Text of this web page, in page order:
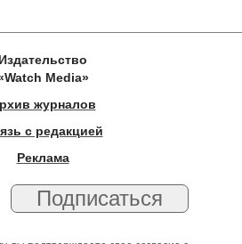
Издательство
Media»
журналов
с редакцией
Реклама